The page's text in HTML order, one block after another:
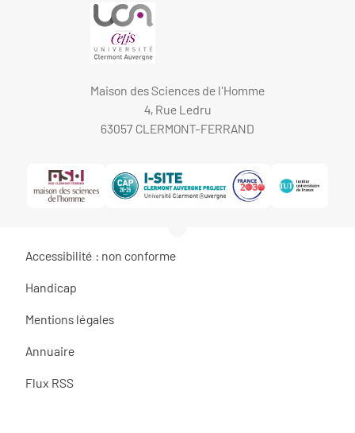
Maison des Sciences de l'Homme
4, Rue Ledru
63057 CLERMONT-FERRAND
Accessibilité : non conforme
Handicap
Mentions légales
Annuaire
Flux RSS